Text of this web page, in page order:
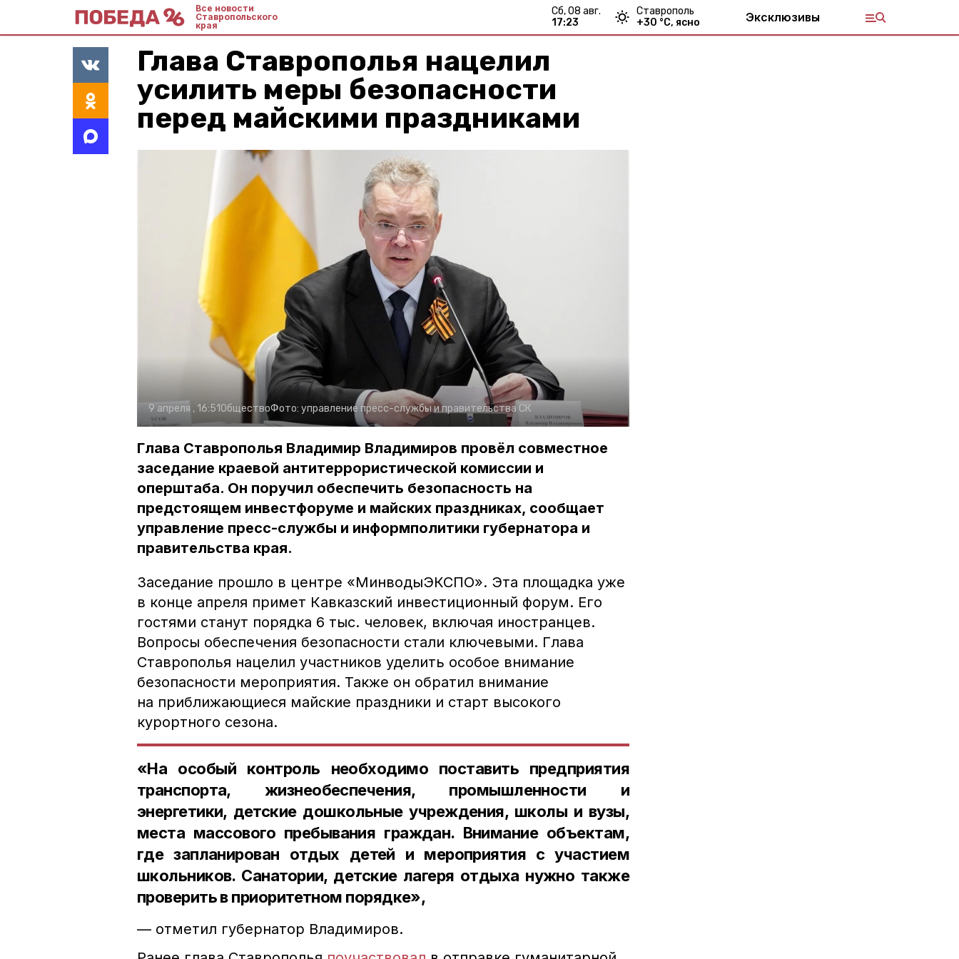
Все новости
Ставропольского
края
сб, 08 авг.
17:23
Ставрополь
+30 °С, ясно Эксклюзивы
Глава Ставрополья нацелил
усилить меры безопасности
перед майскими праздниками
9 апреля , 16:51ОбществоФото: управление пресс-службы и правительства СК
Глава Ставрополья Владимир Владимиров провёл совместное
заседание краевой антитеррористической комиссии и
оперштаба. Он поручил обеспечить безопасность на
предстоящем инвестфоруме и майских праздниках, сообщает
управление пресс-службы и информполитики губернатора и
правительства края.
Заседание прошло в центре «МинводыЭКСПО». Эта площадка уже
в конце апреля примет Кавказский инвестиционный форум. Его
гостями станут порядка 6 тыс. человек, включая иностранцев.
Вопросы обеспечения безопасности стали ключевыми. Глава
Ставрополья нацелил участников уделить особое внимание
безопасности мероприятия. Также он обратил внимание
на приближающиеся майские праздники и старт высокого
курортного сезона.
«На особый контроль необходимо поставить предприятия
транспорта, жизнеобеспечения, промышленности и
энергетики, детские дошкольные учреждения, школы и вузы,
места массового пребывания граждан. Внимание объектам,
где запланирован отдых детей и мероприятия с участием
школьников. Санатории, детские лагеря отдыха нужно также
проверить в приоритетном порядке»,
— отметил губернатор Владимиров.